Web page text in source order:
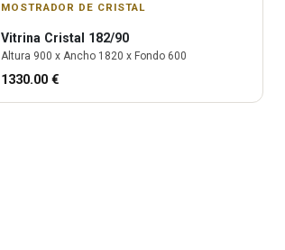
MOSTRADOR DE CRISTAL
Vitrina Cristal 182/90
Altura 900 x Ancho 1820 x Fondo 600
1330.00 €